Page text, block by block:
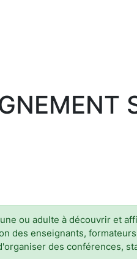
ou adulte à découvrir et
des enseignants,
des conférences,